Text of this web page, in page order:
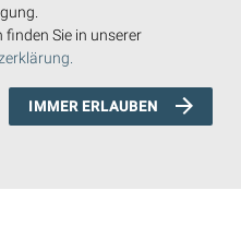
Sie in unserer
IMMER ERLAUBEN